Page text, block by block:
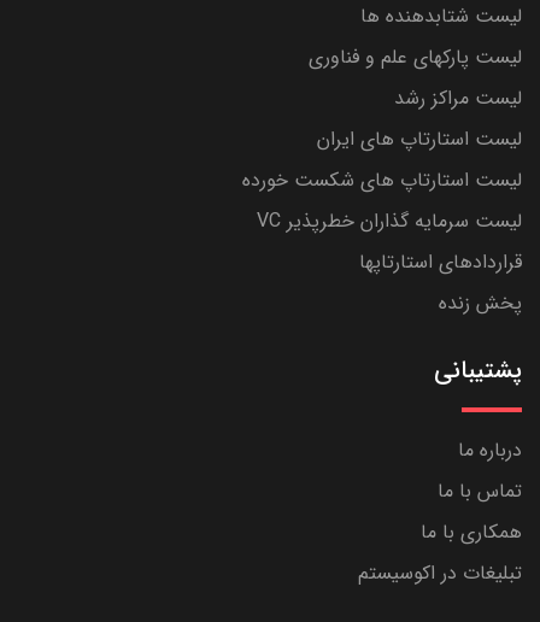
لیست شتابدهنده ها
لیست پارکهای علم و فناوری
لیست مراکز رشد
لیست استارتاپ های ایران
لیست استارتاپ های شکست خورده
لیست سرمایه گذاران خطرپذیر VC
قراردادهای استارتاپها
پخش زنده
پشتیبانی
درباره ما
تماس با ما
همکاری با ما
تبلیغات در اکوسیستم